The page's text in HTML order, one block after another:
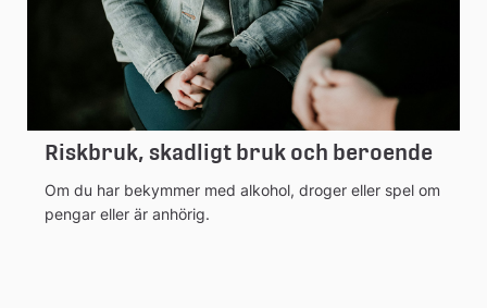
Riskbruk, skadligt bruk och beroende
Om du har bekymmer med alkohol, droger eller spel om
pengar eller är anhörig.